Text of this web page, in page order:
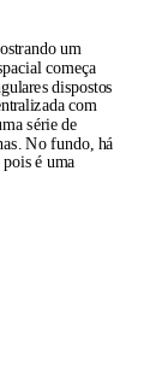
um
começa
dispostos
com
série de
No fundo, há
pois é uma